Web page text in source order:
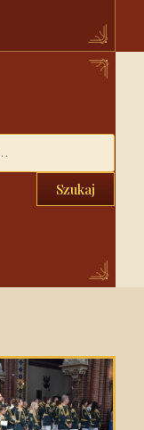
Szukaj